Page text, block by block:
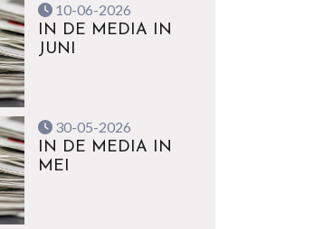
10-06-2026
IN DE MEDIA IN
JUNI
30-05-2026
IN DE MEDIA IN
MEI